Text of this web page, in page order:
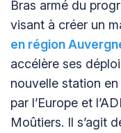
Bras armé du
visant à créer un
en région
accélère ses
nouvelle station
par l’Europe et
Moûtiers. Il s’agit